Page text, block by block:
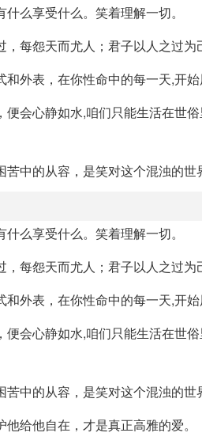
么享受什么。笑着理解一切。
每怨天而尤人；君子以人之过为
外表，在你性命中的每一天,开
便会心静如水,咱们只能生活在世
中的从容，是笑对这个混浊的
么享受什么。笑着理解一切。
每怨天而尤人；君子以人之过为
外表，在你性命中的每一天,开
便会心静如水,咱们只能生活在世
中的从容，是笑对这个混浊的
给他自在，才是真正高雅的爱。